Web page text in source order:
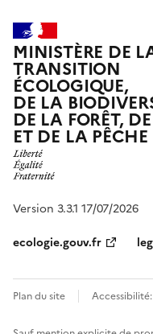
MINISTÈRE DE
TRANSITION
ÉCOLOGIQUE,
DE LA
DE LA FORÊT,
ET DE LA PÊCHE
Version 3.3.1 17/07/2026
ecologie.gouv.fr
Plan du site